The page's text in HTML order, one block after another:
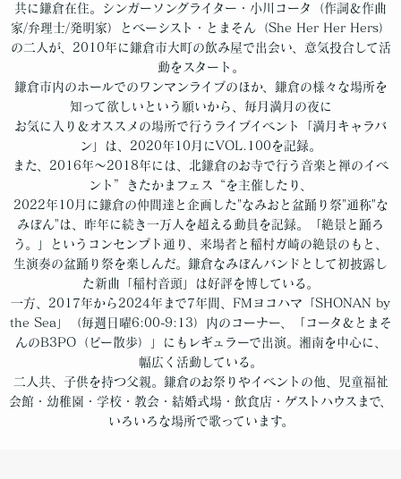
共に鎌倉在住。シンガーソングライター・小川コータ（作詞＆作曲
家/弁理士/発明家）とベーシスト・とまそん（She Her Her Hers）
の二人が、2010年に鎌倉市大町の飲み屋で出会い、意気投合して活
動をスタート。
鎌倉市内のホールでのワンマンライブのほか、鎌倉の様々な場所を
知って欲しいという願いから、毎月満月の夜に
お気に入り＆オススメの場所で行うライブイベント「満月キャラバ
ン」は、2020年10月にVOL.100を記録。
また、2016年〜2018年には、北鎌倉のお寺で行う音楽と禅のイベ
ント”きたかまフェス“を主催したり、
2022年10月に鎌倉の仲間達と企画した"なみおと盆踊り祭"通称"な
みぼん"は、昨年に続き一万人を超える動員を記録。「絶景と踊ろ
う。」というコンセンプト通り、来場者と稲村ガ崎の絶景のもと、
生演奏の盆踊り祭を楽しんだ。鎌倉なみぼんバンドとして初披露し
た新曲「稲村音頭」は好評を博している。
一方、2017年から2024年まで7年間、FMヨコハマ「SHONAN by
the Sea」（毎週日曜6:00-9:13）内のコーナー、「コータ＆とまそ
んのB3PO（ビー散歩）」にもレギュラーで出演。湘南を中心に、
幅広く活動している。
二人共、子供を持つ父親。鎌倉のお祭りやイベントの他、児童福祉
会館・幼稚園・学校・教会・結婚式場・飲食店・ゲストハウスまで、
いろいろな場所で歌っています。